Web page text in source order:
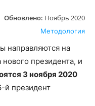
Обновлено: Ноябрь 2020
Методология
направляются на
президента, и
3 ноября 2020
й президент